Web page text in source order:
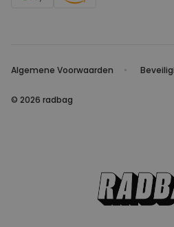
Algemene Voorwaarden
© 2026 radbag